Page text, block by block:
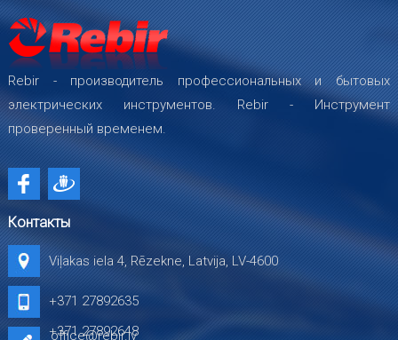
Rebir - производитель профессиональных и бытовых
электрических инструментов. Rebir - Инструмент
проверенный временем.
Контакты
Viļakas iela 4, Rēzekne, Latvija, LV-4600
+371 27892635
+371 27892648
office@rebir.lv